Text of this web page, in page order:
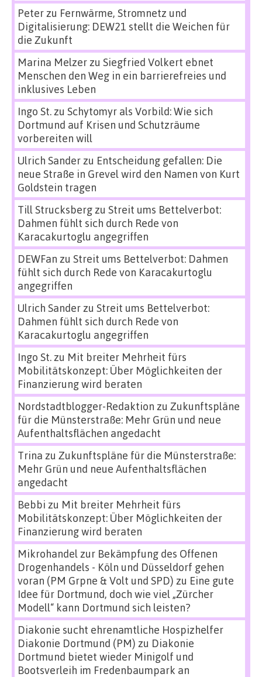
Peterzu Fernwärme, Stromnetz und
Digitalisierung: DEW21 stellt die Weichen für
die Zukunft
Marina Melzerzu Siegfried Volkert ebnet
Menschen den Weg in ein barrierefreies und
inklusives Leben
Ingo St.zu Schytomyr als Vorbild: Wie sich
Dortmund auf Krisen und Schutzräume
vorbereiten will
Ulrich Sanderzu Entscheidung gefallen: Die
neue Straße in Grevel wird den Namen von Kurt
Goldstein tragen
Till Strucksbergzu Streit ums Bettelverbot:
Dahmen fühlt sich durch Rede von
Karacakurtoglu angegriffen
DEWFan zu Streit ums Bettelverbot: Dahmen
fühlt sich durch Rede von Karacakurtoglu
angegriffen
Ulrich Sanderzu Streit ums Bettelverbot:
Dahmen fühlt sich durch Rede von
Karacakurtoglu angegriffen
Ingo St.zu Mit breiter Mehrheit fürs
Mobilitätskonzept: Über Möglichkeiten der
Finanzierung wird beraten
Nordstadtblogger-Redaktion zu Zukunftspläne
für die Münsterstraße: Mehr Grün und neue
Aufenthaltsflächen angedacht
Trina zu Zukunftspläne für die Münsterstraße:
Mehr Grün und neue Aufenthaltsflächen
angedacht
Bebbi zu Mit breiter Mehrheit fürs
Mobilitätskonzept: Über Möglichkeiten der
Finanzierung wird beraten
Mikrohandel zur Bekämpfung des Offenen
Drogenhandels - Köln und Düsseldorf gehen
voran (PM Grpne & Volt und SPD) zu Eine gute
Idee für Dortmund, doch wie viel „Zürcher
Modell“ kann Dortmund sich leisten?
Diakonie sucht ehrenamtliche Hospizhelfer
Diakonie Dortmund (PM) zu Diakonie
Dortmund bietet wieder Minigolf und
Bootsverleih im Fredenbaumpark an